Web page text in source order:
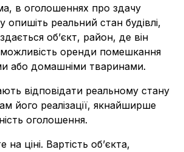
в оголошеннях про здачу
опишіть реальний стан будівлі,
об’єкт, район, де він
оренди помешкання
або домашніми тваринами.
відповідати реальному стану
його реалізації, якнайширше
оголошення.
ціні. Вартість об’єкта,